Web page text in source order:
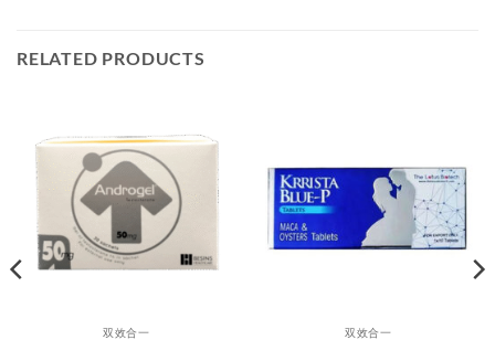
RELATED PRODUCTS
双效合一 双效合一